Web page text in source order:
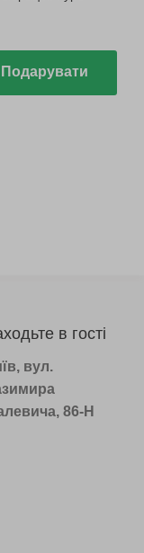
Подарувати
в гості
вул.
86-Н